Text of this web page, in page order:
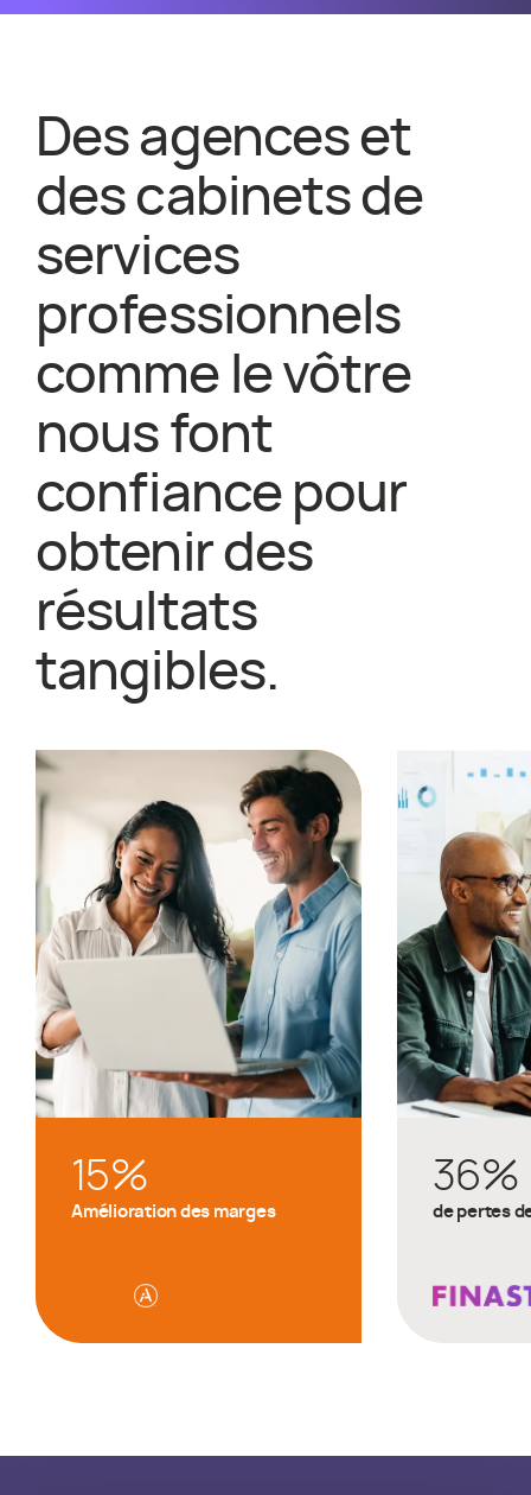
Des agences et
des cabinets de
services
professionnels
comme le vôtre
nous font
confiance pour
obtenir des
résultats
tangibles.
15%
Amélioration des marges
36%
de pertes